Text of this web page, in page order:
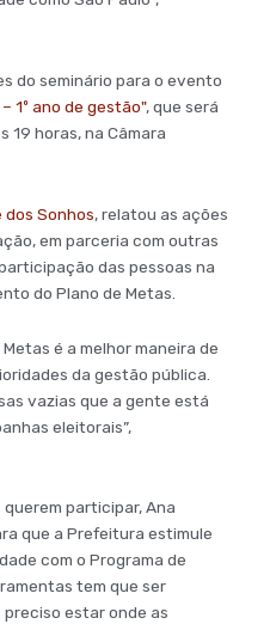
do seminário para o evento
1º ano de gestão", que será
19 horas, na Câmara
Sonhos, relatou as ações
em parceria com outras
das pessoas na
do Plano de Metas.
é a melhor maneira de
da gestão pública.
vazias que a gente está
eleitorais”,
participar, Ana
que a Prefeitura estimule
com o Programa de
tem que ser
estar onde as